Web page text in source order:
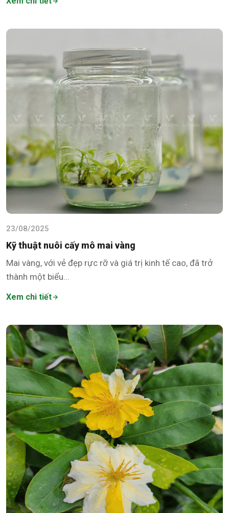
23/08/2025
Kỹ thuật nuôi cấy mô mai vàng
Mai vàng, với vẻ đẹp rực rỡ và giá trị kinh tế cao, đã trở
thành một biểu...
Xem chi tiết